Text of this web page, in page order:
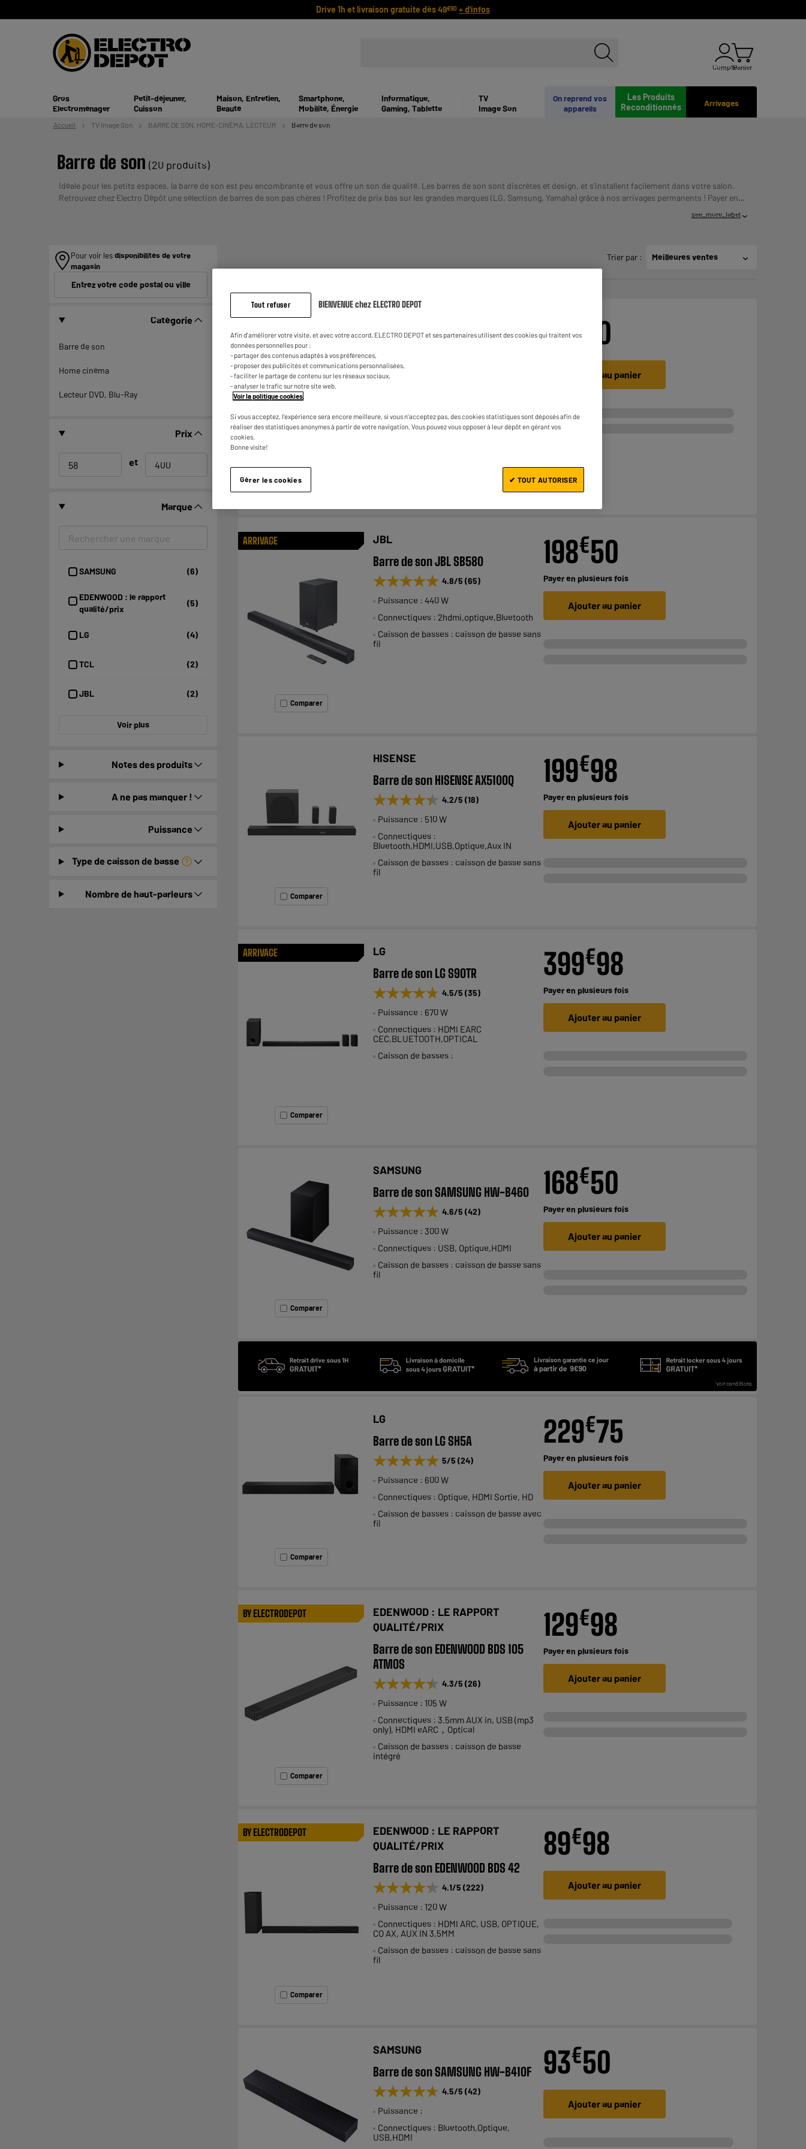
Drive 1h et livraison gratuite dès 49€90 + d'infos
ComptePanier
Arrivages
Les Produits
Reconditionnés
On reprend vos
appareils
Gros
Electroménager
Petit-déjeuner,
Cuisson
Maison, Entretien,
Beauté
Smartphone,
Mobilité, Énergie
Informatique,
Gaming, Tablette
TV
Image Son
Accueil TV Image Son BARRE DE SON, HOME-CINÉMA, LECTEUR Barre de son
Barre de son (20 produits)
Idéale pour les petits espaces, la barre de son est peu encombrante et vous offre un son de qualité. Les barres de son sont discrètes et design, et s'installent facilement dans votre salon.
Retrouvez chez Electro Dépôt une sélection de barres de son pas chères ! Profitez de prix bas sur les grandes marques (LG, Samsung, Yamaha) grâce à nos arrivages permanents ! Payer en
see_more_label
Pour voir lesdisponibilités de votre
magasin
Entrez votre code postal ou ville
Catégorie
Barre de son
Home cinéma
Lecteur DVD, Blu-Ray
Prix
et
Marque
SAMSUNG (6)
EDENWOOD : le rapport
qualité/prix
(5)
LG (4)
TCL (2)
JBL (2)
Voir plus
Notes des produits
A ne pas manquer !
Puissance
Type de caisson de basse
Nombre de haut-parleurs
Trier par : Meilleures ventes
BY ELECTRODEPOT
Comparer
QUALITÉ/PRIX
Barre de son EDENWOOD BDS 22
★★★★★
★★★★★
Connectiques : HDMI
ARC,USB,Optique,Aux in 3.5mm
58 50
Ajouter au panier
ARRIVAGE
Comparer
JBL
Barre de son JBL SB580
★★★★★
★★★★★ 4.8/5 (65)
Puissance : 440 W
Connectiques : 2hdmi,optique,Bluetooth
Caisson de basses : caisson de basse sans
fil
198€50
Payer en plusieurs fois
Ajouter au panier
Comparer
HISENSE
Barre de son HISENSE AX5100Q
★★★★★
★★★★★ 4.2/5 (18)
Puissance : 510 W
Connectiques :
Bluetooth,HDMI,USB,Optique,Aux IN
Caisson de basses : caisson de basse sans
fil
199€98
Payer en plusieurs fois
Ajouter au panier
ARRIVAGE
Comparer
LG
Barre de son LG S90TR
★★★★★
★★★★★ 4.5/5 (35)
Puissance : 670 W
Connectiques : HDMI EARC
CEC,BLUETOOTH,OPTICAL
Caisson de basses :
399€98
Payer en plusieurs fois
Ajouter au panier
Comparer
SAMSUNG
Barre de son SAMSUNG HW-B460
★★★★★
★★★★★ 4.6/5 (42)
Puissance : 300 W
Connectiques : USB, Optique,HDMI
Caisson de basses : caisson de basse sans
fil
168€50
Payer en plusieurs fois
Ajouter au panier
Comparer
LG
Barre de son LG SH5A
★★★★★
★★★★★ 5/5 (24)
Puissance : 600 W
Connectiques : Optique, HDMI Sortie, HD
Caisson de basses : caisson de basse avec
fil
229€75
Payer en plusieurs fois
Ajouter au panier
BY ELECTRODEPOT
Comparer
EDENWOOD : LE RAPPORT
QUALITÉ/PRIX
Barre de son EDENWOOD BDS 105
ATMOS
★★★★★
★★★★★ 4.3/5 (26)
Puissance : 105 W
Connectiques : 3.5mm AUX in, USB (mp3
only), HDMI eARC，Optical
Caisson de basses : caisson de basse
intégré
129€98
Payer en plusieurs fois
Ajouter au panier
BY ELECTRODEPOT
Comparer
EDENWOOD : LE RAPPORT
QUALITÉ/PRIX
Barre de son EDENWOOD BDS 42
★★★★★
★★★★★ 4.1/5 (222)
Puissance : 120 W
Connectiques : HDMI ARC, USB, OPTIQUE,
CO AX, AUX IN 3,5MM
Caisson de basses : caisson de basse sans
fil
89€98
Ajouter au panier
SAMSUNG
Barre de son SAMSUNG HW-B410F
★★★★★
★★★★★ 4.5/5 (42)
Puissance :
Connectiques : Bluetooth,Optique,
USB,HDMI
93€50
Ajouter au panier
Tout refuser BIENVENUE chez ELECTRO DEPOT
Afin d'améliorer votre visite, et avec votre accord, ELECTRO DEPOT et ses partenaires utilisent des cookies qui traitent vos
données personnelles pour :
- partager des contenus adaptés à vos préférences,
- proposer des publicités et communications personnalisées,
- faciliter le partage de contenu sur les réseaux sociaux,
- analyser le trafic sur notre site web.
Voir la politique cookies
Si vous acceptez, l'expérience sera encore meilleure, si vous n'acceptez pas, des cookies statistiques sont déposés afin de
réaliser des statistiques anonymes à partir de votre navigation. Vous pouvez vous opposer à leur dépôt en gérant vos
cookies.
Bonne visite!
Gérer les cookies ✔ TOUT AUTORISER